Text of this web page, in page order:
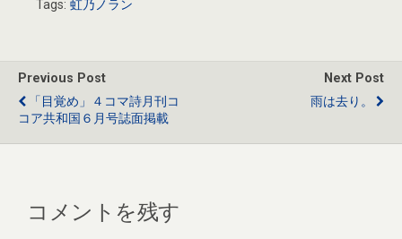
b
o
k
Tags: 虹乃ノラン
Previous Post
「目覚め」４コマ詩月刊コ
コア共和国６月号誌面掲載
Next Post
雨は去り。
コメントを残す